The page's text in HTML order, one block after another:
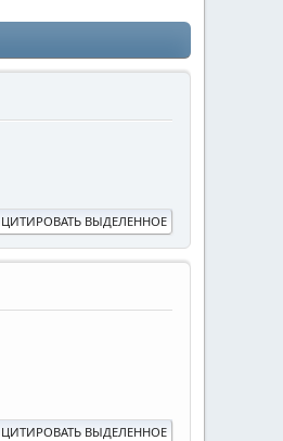
ЦИТИРОВАТЬ ВЫДЕЛЕННОЕ
ЦИТИРОВАТЬ ВЫДЕЛЕННОЕ